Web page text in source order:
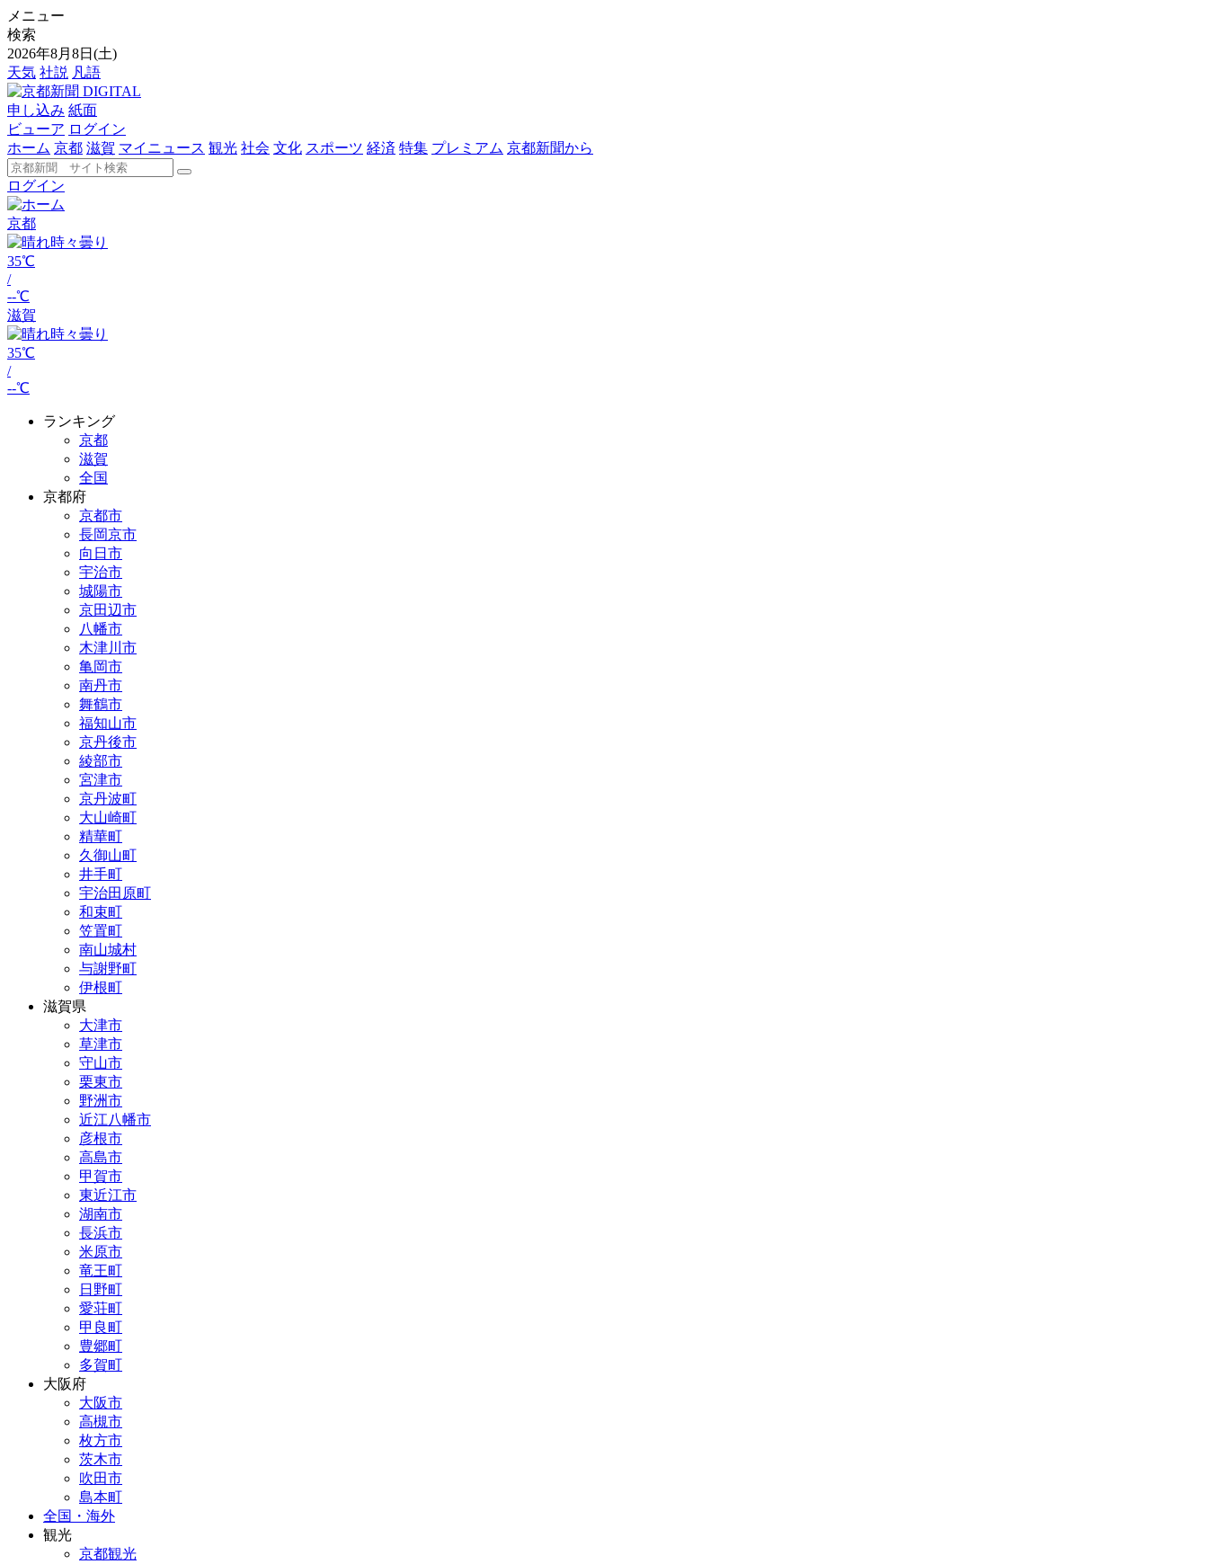
メニュー
検索
2026年8月8日(土)
天気 社説 凡語
申し込み 紙面
ビューア ログイン
ホーム 京都 滋賀 マイニュース 観光 社会 文化 スポーツ 経済 特集 プレミアム 京都新聞から
ログイン
京都
35℃
/
--℃
滋賀
35℃
/
--℃
ランキング
京都
滋賀
全国
京都府
京都市
長岡京市
向日市
宇治市
城陽市
京田辺市
八幡市
木津川市
亀岡市
南丹市
舞鶴市
福知山市
京丹後市
綾部市
宮津市
京丹波町
大山崎町
精華町
久御山町
井手町
宇治田原町
和束町
笠置町
南山城村
与謝野町
伊根町
滋賀県
大津市
草津市
守山市
栗東市
野洲市
近江八幡市
彦根市
高島市
甲賀市
東近江市
湖南市
長浜市
米原市
竜王町
日野町
愛荘町
甲良町
豊郷町
多賀町
大阪府
大阪市
高槻市
枚方市
茨木市
吹田市
島本町
全国・海外
観光
京都観光